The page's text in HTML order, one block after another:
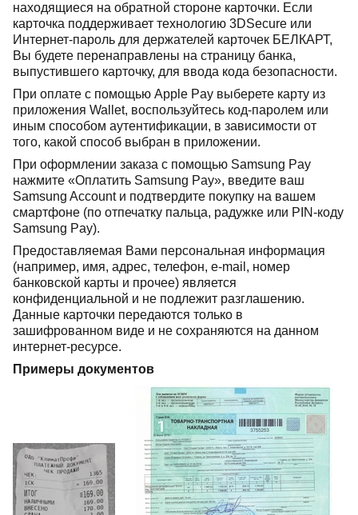
находящиеся на обратной стороне карточки. Если
карточка поддерживает технологию 3DSecure или
Интернет-пароль для держателей карточек БЕЛКАРТ,
Вы будете перенаправлены на страницу банка,
выпустившего карточку, для ввода кода безопасности.
При оплате с помощью Apple Pay выберете карту из
приложения Wallet, воспользуйтесь код-паролем или
иным способом аутентификации, в зависимости от
того, какой способ выбран в приложении.
При оформлении заказа с помощью Samsung Pay
нажмите «Оплатить Samsung Pay», введите ваш
Samsung Account и подтвердите покупку на вашем
смартфоне (по отпечатку пальца, радужке или PIN-коду
Samsung Pay).
Предоставляемая Вами персональная информация
(например, имя, адрес, телефон, e-mail, номер
банковской карты и прочее) является
конфиденциальной и не подлежит разглашению.
Данные карточки передаются только в
зашифрованном виде и не сохраняются на данном
интернет-ресурсе.
Примеры документов